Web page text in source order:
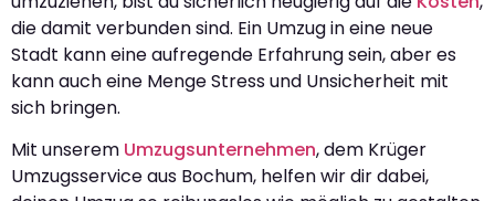
die damit verbunden sind. Ein Umzug in eine neue
Stadt kann eine aufregende Erfahrung sein, aber es
kann auch eine Menge Stress und Unsicherheit mit
sich bringen.
Mit unserem Umzugsunternehmen, dem Krüger
Umzugsservice aus Bochum, helfen wir dir dabei,